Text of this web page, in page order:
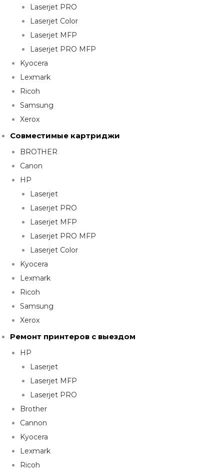
Laserjet PRO
Laserjet Color
Laserjet MFP
Laserjet PRO MFP
Kyocera
Lexmark
Ricoh
Samsung
Xerox
Совместимые картриджи
BROTHER
Canon
HP
Laserjet
Laserjet PRO
Laserjet MFP
Laserjet PRO MFP
Laserjet Color
Kyocera
Lexmark
Ricoh
Samsung
Xerox
Ремонт принтеров с выездом
HP
Laserjet
Laserjet MFP
Laserjet PRO
Brother
Cannon
Kyocera
Lexmark
Ricoh